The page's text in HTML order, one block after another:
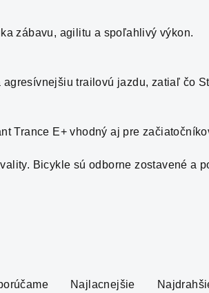
zábavu, agilitu a spoľahlivý výkon.
trailovú jazdu, zatiaľ čo
Trance E+ vhodný aj pre
Bicykle sú odborne zostavené a
Najlacnejšie